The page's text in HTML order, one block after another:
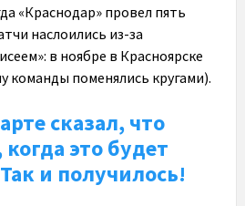
«Краснодар» провел пять
наслоились из-за
в ноябре в Красноярске
команды поменялись кругами).
сказал, что
это будет
и получилось!